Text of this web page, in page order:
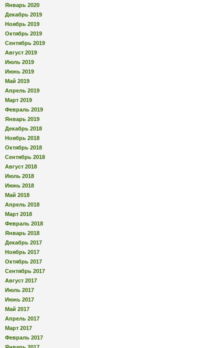
Январь 2020
Декабрь 2019
Ноябрь 2019
Октябрь 2019
Сентябрь 2019
Август 2019
Июль 2019
Июнь 2019
Май 2019
Апрель 2019
Март 2019
Февраль 2019
Январь 2019
Декабрь 2018
Ноябрь 2018
Октябрь 2018
Сентябрь 2018
Август 2018
Июль 2018
Июнь 2018
Май 2018
Апрель 2018
Март 2018
Февраль 2018
Январь 2018
Декабрь 2017
Ноябрь 2017
Октябрь 2017
Сентябрь 2017
Август 2017
Июль 2017
Июнь 2017
Май 2017
Апрель 2017
Март 2017
Февраль 2017
Январь 2017